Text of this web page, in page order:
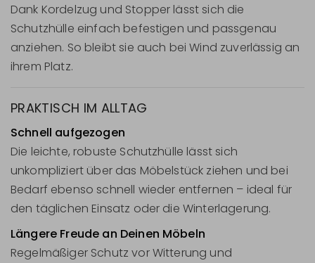
Dank Kordelzug und Stopper lässt sich die
Schutzhülle einfach befestigen und passgenau
anziehen. So bleibt sie auch bei Wind zuverlässig an
ihrem Platz.
PRAKTISCH IM ALLTAG
Schnell aufgezogen
Die leichte, robuste Schutzhülle lässt sich
unkompliziert über das Möbelstück ziehen und bei
Bedarf ebenso schnell wieder entfernen – ideal für
den täglichen Einsatz oder die Winterlagerung.
Längere Freude an Deinen Möbeln
Regelmäßiger Schutz vor Witterung und